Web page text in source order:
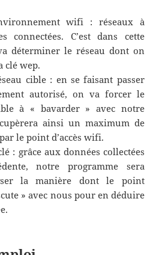
wifi : réseaux à
connectées. C’est dans cette
déterminer le réseau dont on
clé wep.
cible : en se faisant passer
autorisé, on va forcer le
à « bavarder » avec notre
ainsi un maximum de
le point d’accès wifi.
: grâce aux données collectées
notre programme sera
la manière dont le point
» avec nous pour en déduire